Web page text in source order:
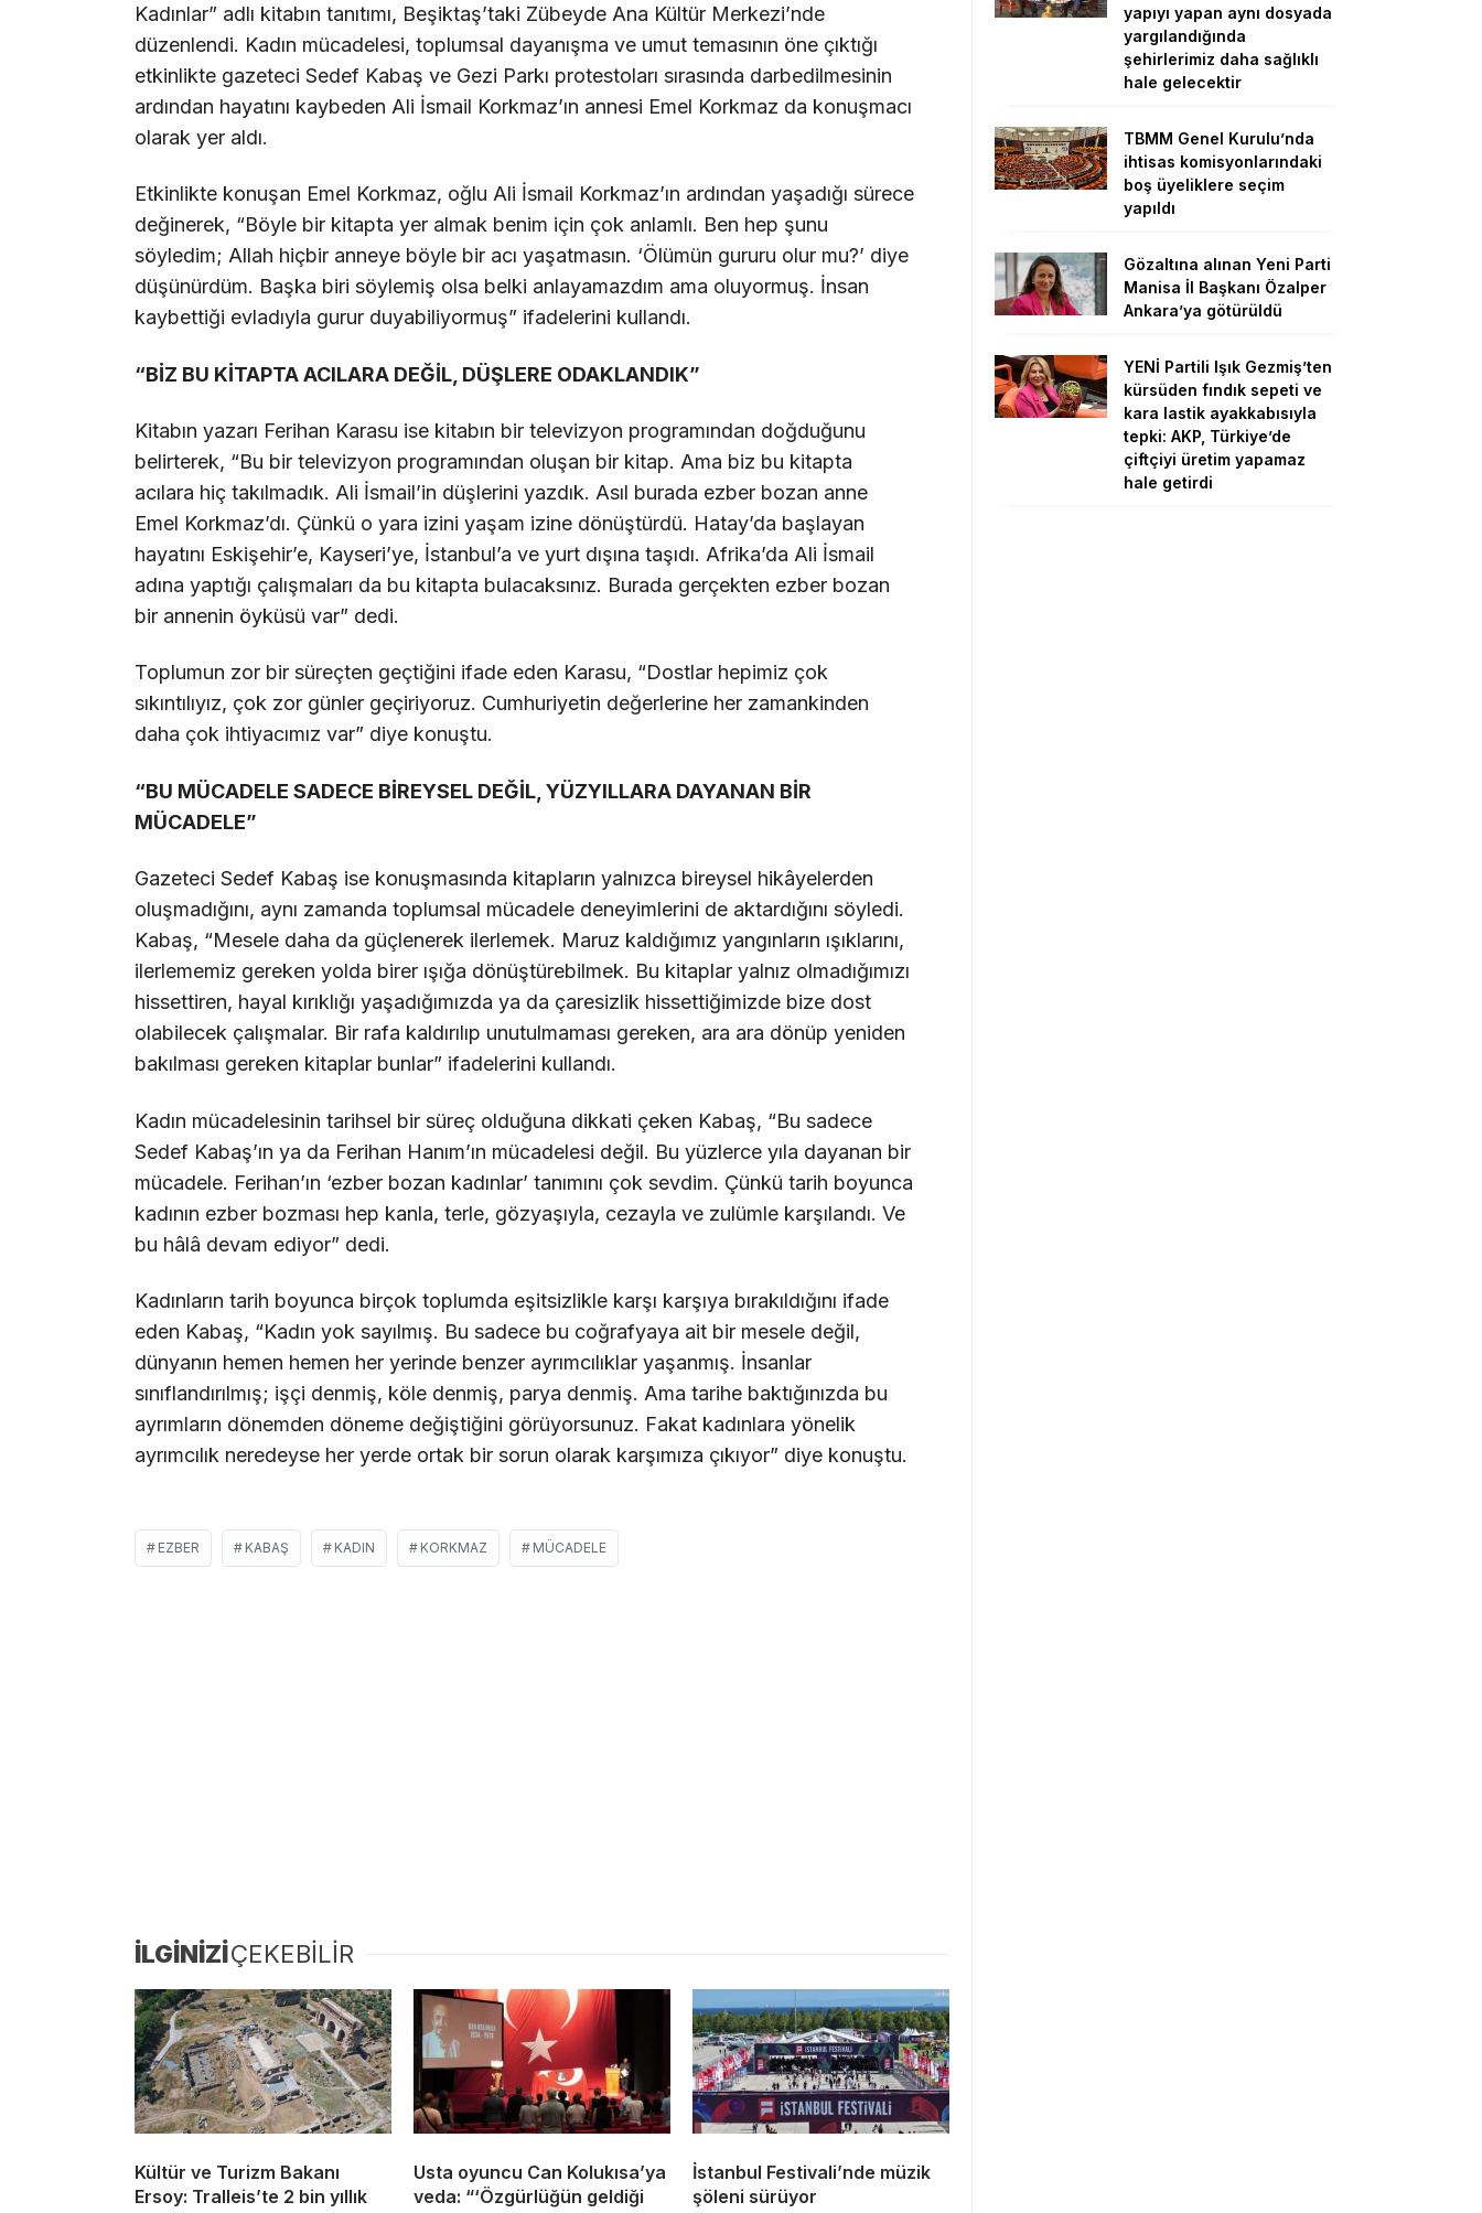
Kadınlar” adlı kitabın tanıtımı, Beşiktaş’taki Zübeyde Ana Kültür Merkezi’nde
düzenlendi. Kadın mücadelesi, toplumsal dayanışma ve umut temasının öne çıktığı
etkinlikte gazeteci Sedef Kabaş ve Gezi Parkı protestoları sırasında darbedilmesinin
ardından hayatını kaybeden Ali İsmail Korkmaz’ın annesi Emel Korkmaz da konuşmacı
olarak yer aldı.
Etkinlikte konuşan Emel Korkmaz, oğlu Ali İsmail Korkmaz’ın ardından yaşadığı sürece
değinerek, “Böyle bir kitapta yer almak benim için çok anlamlı. Ben hep şunu
söyledim; Allah hiçbir anneye böyle bir acı yaşatmasın. ‘Ölümün gururu olur mu?’ diye
düşünürdüm. Başka biri söylemiş olsa belki anlayamazdım ama oluyormuş. İnsan
kaybettiği evladıyla gurur duyabiliyormuş” ifadelerini kullandı.
“BİZ BU KİTAPTA ACILARA DEĞİL, DÜŞLERE ODAKLANDIK”
Kitabın yazarı Ferihan Karasu ise kitabın bir televizyon programından doğduğunu
belirterek, “Bu bir televizyon programından oluşan bir kitap. Ama biz bu kitapta
acılara hiç takılmadık. Ali İsmail’in düşlerini yazdık. Asıl burada ezber bozan anne
Emel Korkmaz’dı. Çünkü o yara izini yaşam izine dönüştürdü. Hatay’da başlayan
hayatını Eskişehir’e, Kayseri’ye, İstanbul’a ve yurt dışına taşıdı. Afrika’da Ali İsmail
adına yaptığı çalışmaları da bu kitapta bulacaksınız. Burada gerçekten ezber bozan
bir annenin öyküsü var” dedi.
Toplumun zor bir süreçten geçtiğini ifade eden Karasu, “Dostlar hepimiz çok
sıkıntılıyız, çok zor günler geçiriyoruz. Cumhuriyetin değerlerine her zamankinden
daha çok ihtiyacımız var” diye konuştu.
“BU MÜCADELE SADECE BİREYSEL DEĞİL, YÜZYILLARA DAYANAN BİR
MÜCADELE”
Gazeteci Sedef Kabaş ise konuşmasında kitapların yalnızca bireysel hikâyelerden
oluşmadığını, aynı zamanda toplumsal mücadele deneyimlerini de aktardığını söyledi.
Kabaş, “Mesele daha da güçlenerek ilerlemek. Maruz kaldığımız yangınların ışıklarını,
ilerlememiz gereken yolda birer ışığa dönüştürebilmek. Bu kitaplar yalnız olmadığımızı
hissettiren, hayal kırıklığı yaşadığımızda ya da çaresizlik hissettiğimizde bize dost
olabilecek çalışmalar. Bir rafa kaldırılıp unutulmaması gereken, ara ara dönüp yeniden
bakılması gereken kitaplar bunlar” ifadelerini kullandı.
Kadın mücadelesinin tarihsel bir süreç olduğuna dikkati çeken Kabaş, “Bu sadece
Sedef Kabaş’ın ya da Ferihan Hanım’ın mücadelesi değil. Bu yüzlerce yıla dayanan bir
mücadele. Ferihan’ın ‘ezber bozan kadınlar’ tanımını çok sevdim. Çünkü tarih boyunca
kadının ezber bozması hep kanla, terle, gözyaşıyla, cezayla ve zulümle karşılandı. Ve
bu hâlâ devam ediyor” dedi.
Kadınların tarih boyunca birçok toplumda eşitsizlikle karşı karşıya bırakıldığını ifade
eden Kabaş, “Kadın yok sayılmış. Bu sadece bu coğrafyaya ait bir mesele değil,
dünyanın hemen hemen her yerinde benzer ayrımcılıklar yaşanmış. İnsanlar
sınıflandırılmış; işçi denmiş, köle denmiş, parya denmiş. Ama tarihe baktığınızda bu
ayrımların dönemden döneme değiştiğini görüyorsunuz. Fakat kadınlara yönelik
ayrımcılık neredeyse her yerde ortak bir sorun olarak karşımıza çıkıyor” diye konuştu.
EZBER KABAŞ KADIN KORKMAZ MÜCADELE
İLGİNİZİÇEKEBİLİR
Kültür ve Turizm Bakanı
Ersoy: Tralleis’te 2 bin yıllık
Usta oyuncu Can Kolukısa’ya
veda: “‘Özgürlüğün geldiği
İstanbul Festivali’nde müzik
şöleni sürüyor
yapıyı yapan aynı dosyada
yargılandığında
şehirlerimiz daha sağlıklı
hale gelecektir
TBMM Genel Kurulu’nda
ihtisas komisyonlarındaki
boş üyeliklere seçim
yapıldı
Gözaltına alınan Yeni Parti
Manisa İl Başkanı Özalper
Ankara’ya götürüldü
YENİ Partili Işık Gezmiş’ten
kürsüden fındık sepeti ve
kara lastik ayakkabısıyla
tepki: AKP, Türkiye’de
çiftçiyi üretim yapamaz
hale getirdi